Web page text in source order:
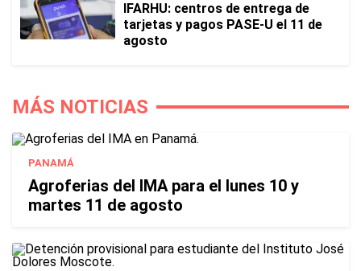
IFARHU: centros de entrega de
tarjetas y pagos PASE-U el 11 de
agosto
MÁS NOTICIAS
PANAMÁ
Agroferias del IMA para el lunes 10 y
martes 11 de agosto